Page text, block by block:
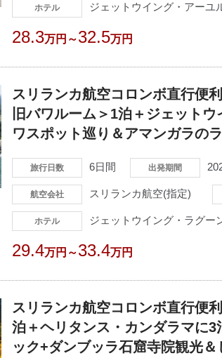
ホテル ジェットウイング・アーユ
28.3万円～32.5万円
スリランカ航空コロンボ直行便
旧バワルーム＞1泊＋ジェット
ワスポット巡り＆アマンガラの
旅行日数 6日間 出発期間
航空会社 スリランカ航空(指定)
ホテル ジェットウイング・ラグ
29.4万円～33.4万円
スリランカ航空コロンボ直行
泊＋ヘリタンス・カンダラマに
ック+ダンブッラ石窟寺院観光